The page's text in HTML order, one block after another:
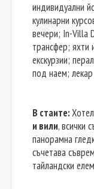
индивидуални
кулинарни
вечери; In-Villa
трансфер; яхти
екскурзии;
под наем;
В стаите:
и вили, всички
панорамна
съчетава
тайландски